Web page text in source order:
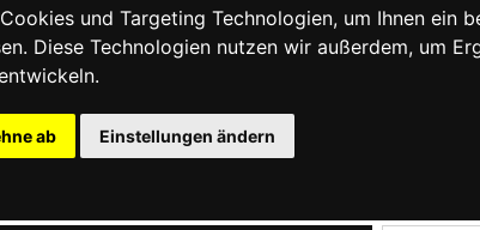
und Targeting Technologien, um Ihnen ein
Diese Technologien nutzen wir außerdem, um
ab Einstellungen ändern